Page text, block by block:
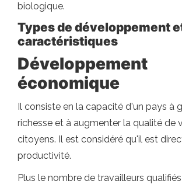
biologique.
Types de développement
caractéristiques
Développement
économique
Il consiste en la capacité d'un pays à
richesse et à augmenter la qualité de
citoyens. Il est considéré qu'il est
productivité.
Plus le nombre de travailleurs